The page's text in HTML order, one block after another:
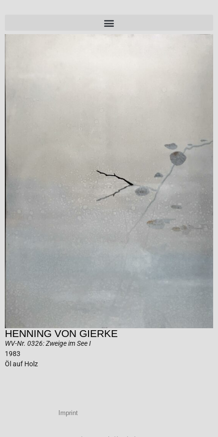
HENNING VON GIERKE
WV-Nr. 0326: Zweige im See I
1983
Öl auf Holz
Imprint